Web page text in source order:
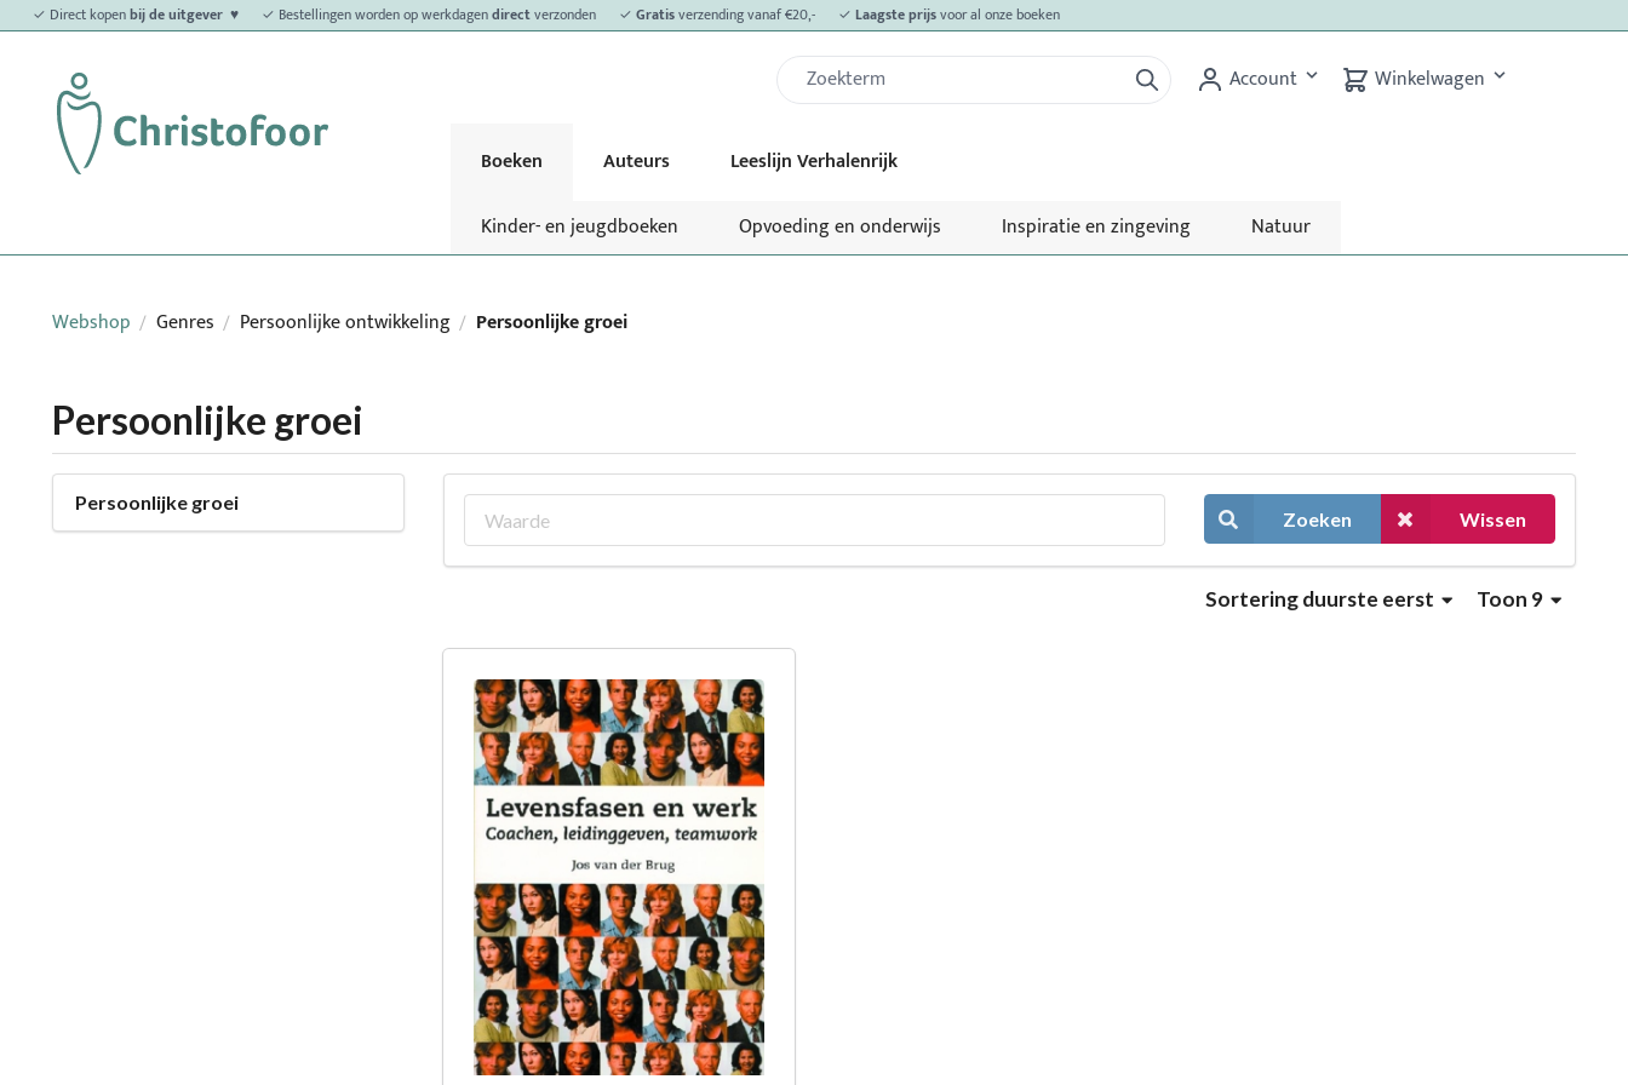
✓ Direct kopenbij de uitgever ♥ ✓ Bestellingen worden op werkdagendirectverzonden ✓ Gratisverzending vanaf €20,- ✓ Laagste prijsvoor al onze boeken
Account Winkelwagen
Boeken Auteurs
Leeslijn Verhalenrijk
Kinder- en jeugdboeken
Opvoeding en onderwijs Inspiratie en zingeving Natuur
Webshop / Genres / Persoonlijke ontwikkeling / Persoonlijke groei
Persoonlijke groei
Persoonlijke groei
Zoeken Wissen
Toon 9
Sorteringduurste eerst